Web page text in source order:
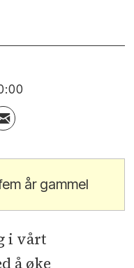
år gammel
i vårt
å øke